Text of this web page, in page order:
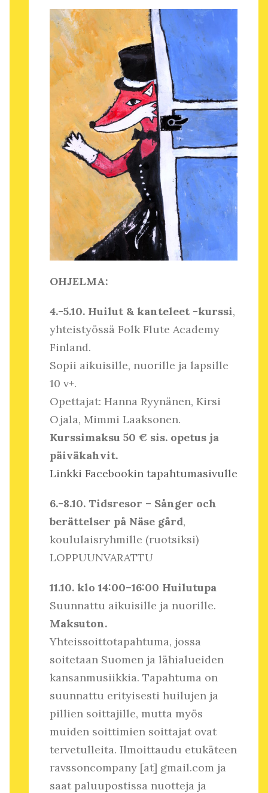
OHJELMA:
4.-5.10. Huilut & kanteleet -kurssi,
yhteistyössä Folk Flute Academy
Finland.
Sopii aikuisille, nuorille ja lapsille
10 v+.
Opettajat: Hanna Ryynänen, Kirsi
Ojala, Mimmi Laaksonen.
Kurssimaksu 50 € sis. opetus ja
päiväkahvit.
Linkki Facebookin tapahtumasivulle
6.-8.10. Tidsresor – Sånger och
berättelser på Näse gård,
koululaisryhmille (ruotsiksi)
LOPPUUNVARATTU
11.10. klo 14:00–16:00 Huilutupa
Suunnattu aikuisille ja nuorille.
Maksuton.
Yhteissoittotapahtuma, jossa
soitetaan Suomen ja lähialueiden
kansanmusiikkia. Tapahtuma on
suunnattu erityisesti huilujen ja
pillien soittajille, mutta myös
muiden soittimien soittajat ovat
tervetulleita. Ilmoittaudu etukäteen
ravssoncompany [at] gmail.com ja
saat paluupostissa nuotteja ja